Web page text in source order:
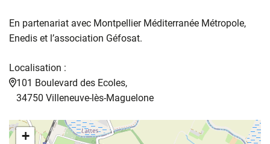
En partenariat avec Montpellier Méditerranée Métropole,
Enedis et l’association Géfosat.
Localisation :
101 Boulevard des Ecoles,
34750 Villeneuve-lès-Maguelone
+